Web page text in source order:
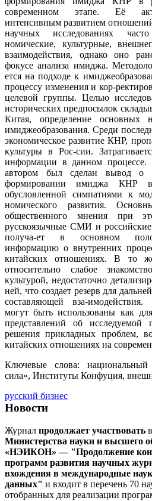
современном этапе. Её
интенсивным развитием
научных исследованиях
номические, культурные,
взаимодействия, однако оно
фокусе анализа имиджа.
ется на подходе к
процессу изменения и кор-
целевой группы. Целью
исторических предпосылок
Китая, определение основных
имиджеобразования. Среди
экономическое развитие КНР,
культуры в Рос-сии.
информации в данном процессе.
автором был сделан вывод о
формировании имиджа КНР в
обусловленной симпатиями к
номического развития.
общественного мнения при
русскоязычные СМИ и
получа-ет в основном
информацию о внутренних
китайских отношениях. В то
относительно слабое
культурой, недостаточно
ней, что создает резерв для
составляющей вза-имодействия.
могут быть использованы как
представлений об исследуемой
решения прикладных проблем,
китайских отношениях на
Ключевые слова:
сила», Институты Конфуция,
русский бизнес
Новости
Журнал продолжает участвовать
Министерства науки и высшего
«НЭИКОН» — "Продолжение
программ развития научных
вхождения в международные
данных" и входит в перечень 70
отобранных для реализации